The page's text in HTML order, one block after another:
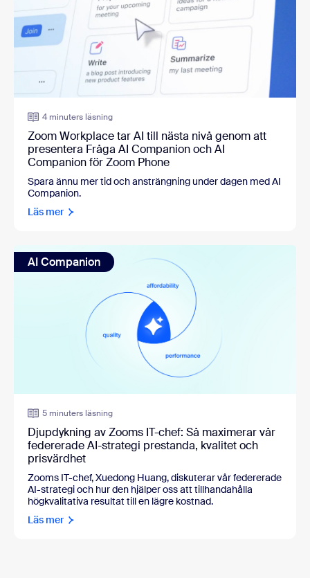
4 minuters läsning
Zoom Workplace tar AI till nästa nivå genom att
presentera Fråga AI Companion och AI
Companion för Zoom Phone
Spara ännu mer tid och ansträngning under dagen med AI
Companion.
Läs mer
AI Companion
5 minuters läsning
Djupdykning av Zooms IT-chef: Så maximerar vår
federerade AI-strategi prestanda, kvalitet och
prisvärdhet
Zooms IT-chef, Xuedong Huang, diskuterar vår federerade
AI-strategi och hur den hjälper oss att tillhandahålla
högkvalitativa resultat till en lägre kostnad.
Läs mer